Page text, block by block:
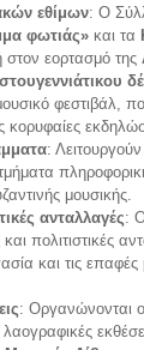
εθίμων: Ο
φωτιάς»και τα
στον εορτασμό της
φεστιβάλ,
κορυφαίες
:
μουσικής.
ανταλλαγές:
πολιτιστικές
και τις επαφές
: Οργανώνονται
λαογραφικές